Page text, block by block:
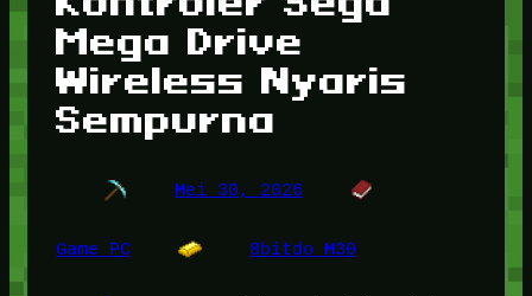
Mega Drive
Wireless Nyaris
Sempurna
Mei 30, 2026
Game PC 8bitdo M30